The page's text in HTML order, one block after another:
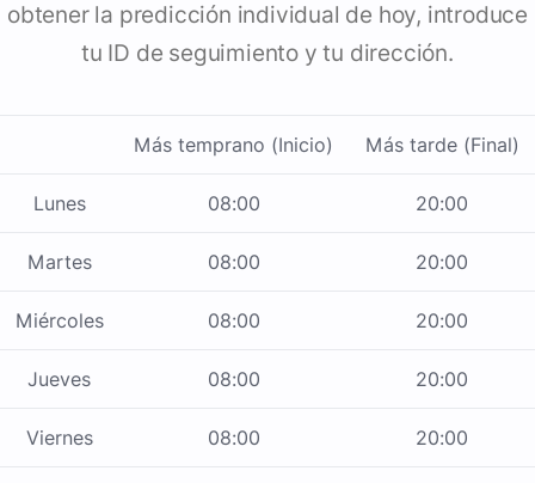
obtener la predicción individual de hoy, introduce
tu ID de seguimiento y tu dirección.
Más temprano (Inicio) Más tarde (Final)
Lunes 08:00 20:00
Martes 08:00 20:00
Miércoles 08:00 20:00
Jueves 08:00 20:00
Viernes 08:00 20:00